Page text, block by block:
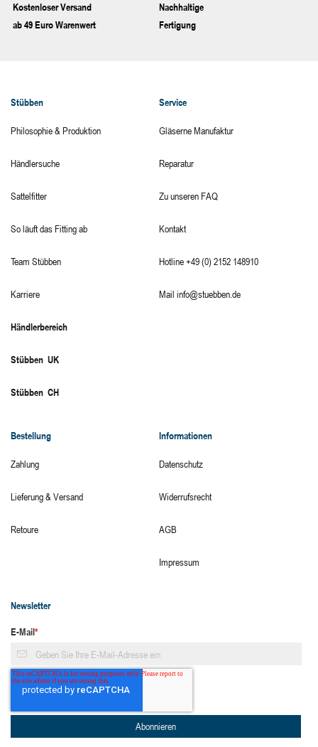
Kostenloser Versand
ab 49 Euro Warenwert
Nachhaltige
Fertigung
Stübben
Philosophie & Produktion
Händlersuche
Sattelfitter
So läuft das Fitting ab
Team Stübben
Karriere
Händlerbereich
Stübben UK
Stübben CH
Service
Gläserne Manufaktur
Reparatur
Zu unseren FAQ
Kontakt
Hotline +49 (0) 2152 148910
Mail info@stuebben.de
Bestellung
Zahlung
Lieferung & Versand
Retoure
Informationen
Datenschutz
Widerrufsrecht
AGB
Impressum
Newsletter
E-Mail*